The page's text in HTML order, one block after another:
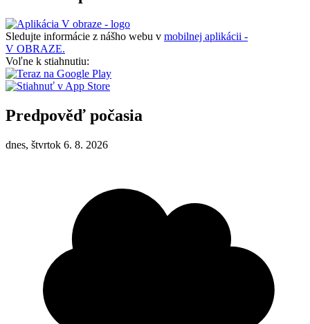
Sledujte informácie z nášho webu v mobilnej aplikácii -
V OBRAZE.
Voľne k stiahnutiu:
Predpověď počasia
dnes, štvrtok 6. 8. 2026